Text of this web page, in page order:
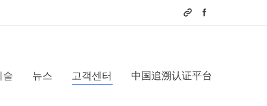
술 뉴스 고객센터 中国追溯认证平台